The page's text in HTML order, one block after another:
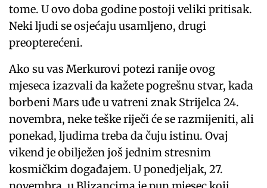
tome. U ovo doba godine postoji veliki pritisak.
Neki ljudi se osjećaju usamljeno, drugi
preopterećeni.
Ako su vas Merkurovi potezi ranije ovog
mjeseca izazvali da kažete pogrešnu stvar, kada
borbeni Mars uđe u vatreni znak Strijelca 24.
novembra, neke teške riječi će se razmijeniti, ali
ponekad, ljudima treba da čuju istinu. Ovaj
vikend je obilježen još jednim stresnim
kosmičkim događajem. U ponedjeljak, 27.